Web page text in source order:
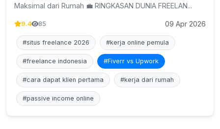
Maksimal dari Rumah 💼 RINGKASAN DUNIA FREELAN...
9.4 85 09 Apr 2026
#situs freelance 2026 #kerja online pemula
#freelance indonesia #Fiverr vs Upwork
#cara dapat klien pertama #kerja dari rumah
#passive income online